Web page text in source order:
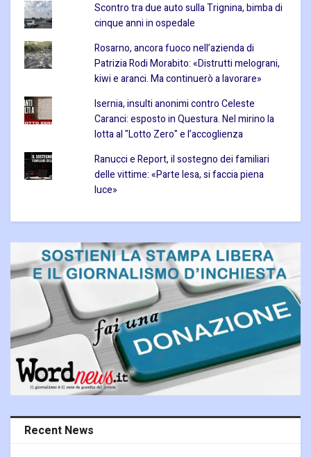
Scontro tra due auto sulla Trignina, bimba di
cinque anni in ospedale
Rosarno, ancora fuoco nell’azienda di
Patrizia Rodi Morabito: «Distrutti melograni,
kiwi e aranci. Ma continuerò a lavorare»
Isernia, insulti anonimi contro Celeste
Caranci: esposto in Questura. Nel mirino la
lotta al "Lotto Zero" e l’accoglienza
Ranucci e Report, il sostegno dei familiari
delle vittime: «Parte lesa, si faccia piena
luce»
Recent News